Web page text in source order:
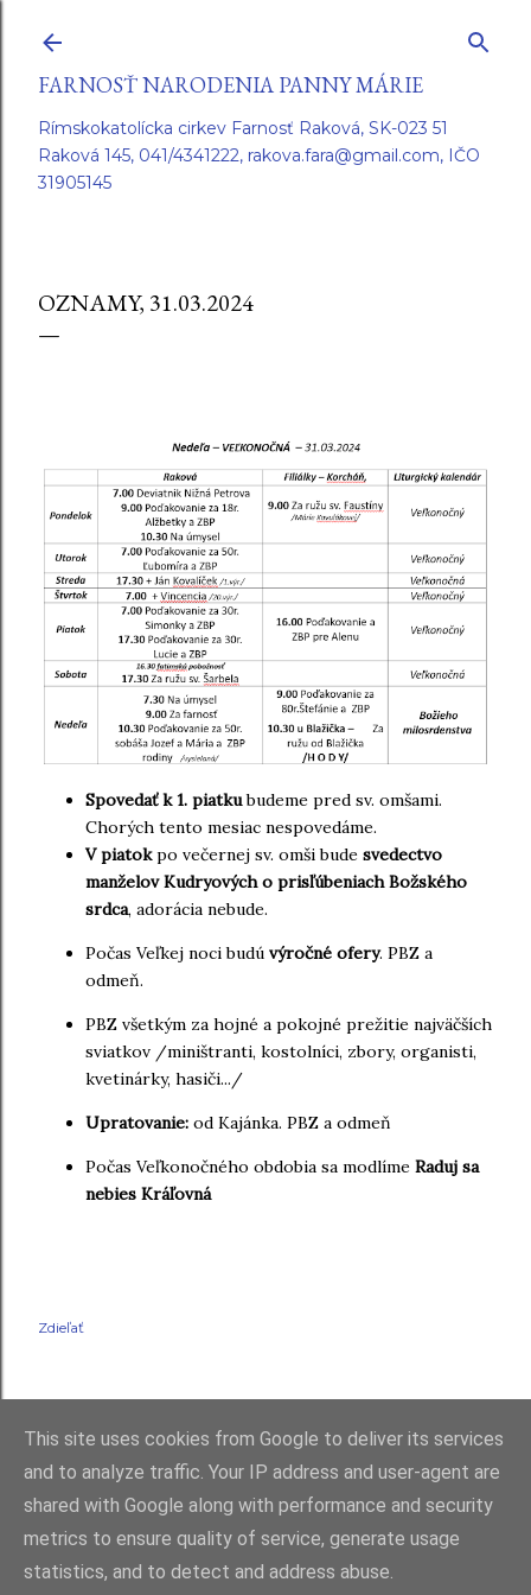
FARNOSŤ NARODENIA PANNY MÁRIE
Rímskokatolícka cirkev Farnosť Raková, SK-023 51
Raková 145, 041/4341222, rakova.fara@gmail.com, IČO
31905145
OZNAMY, 31.03.2024
Spovedať k 1. piatkubudeme pred sv. omšami.
Chorých tento mesiac nespovedáme.
V piatokpo večernej sv. omši bude svedectvo
manželov Kudryových o prisľúbeniach Božského
srdca, adorácia nebude.
Počas Veľkej noci budú výročné ofery. PBZ a
odmeň.
PBZ všetkým za hojné a pokojné prežitie najväčších
sviatkov /miništranti, kostolníci, zbory, organisti,
kvetinárky, hasiči.../
Upratovanie: od Kajánka. PBZ a odmeň
Počas Veľkonočného obdobia sa modlíme Raduj sa
nebies Kráľovná
Zdieľať
Používa službu Blogger
RKC Farnosť Raková 2021
This site uses cookies from Google to deliver its services
and to analyze traffic. Your IP address and user-agent are
shared with Google along with performance and security
metrics to ensure quality of service, generate usage
statistics, and to detect and address abuse.